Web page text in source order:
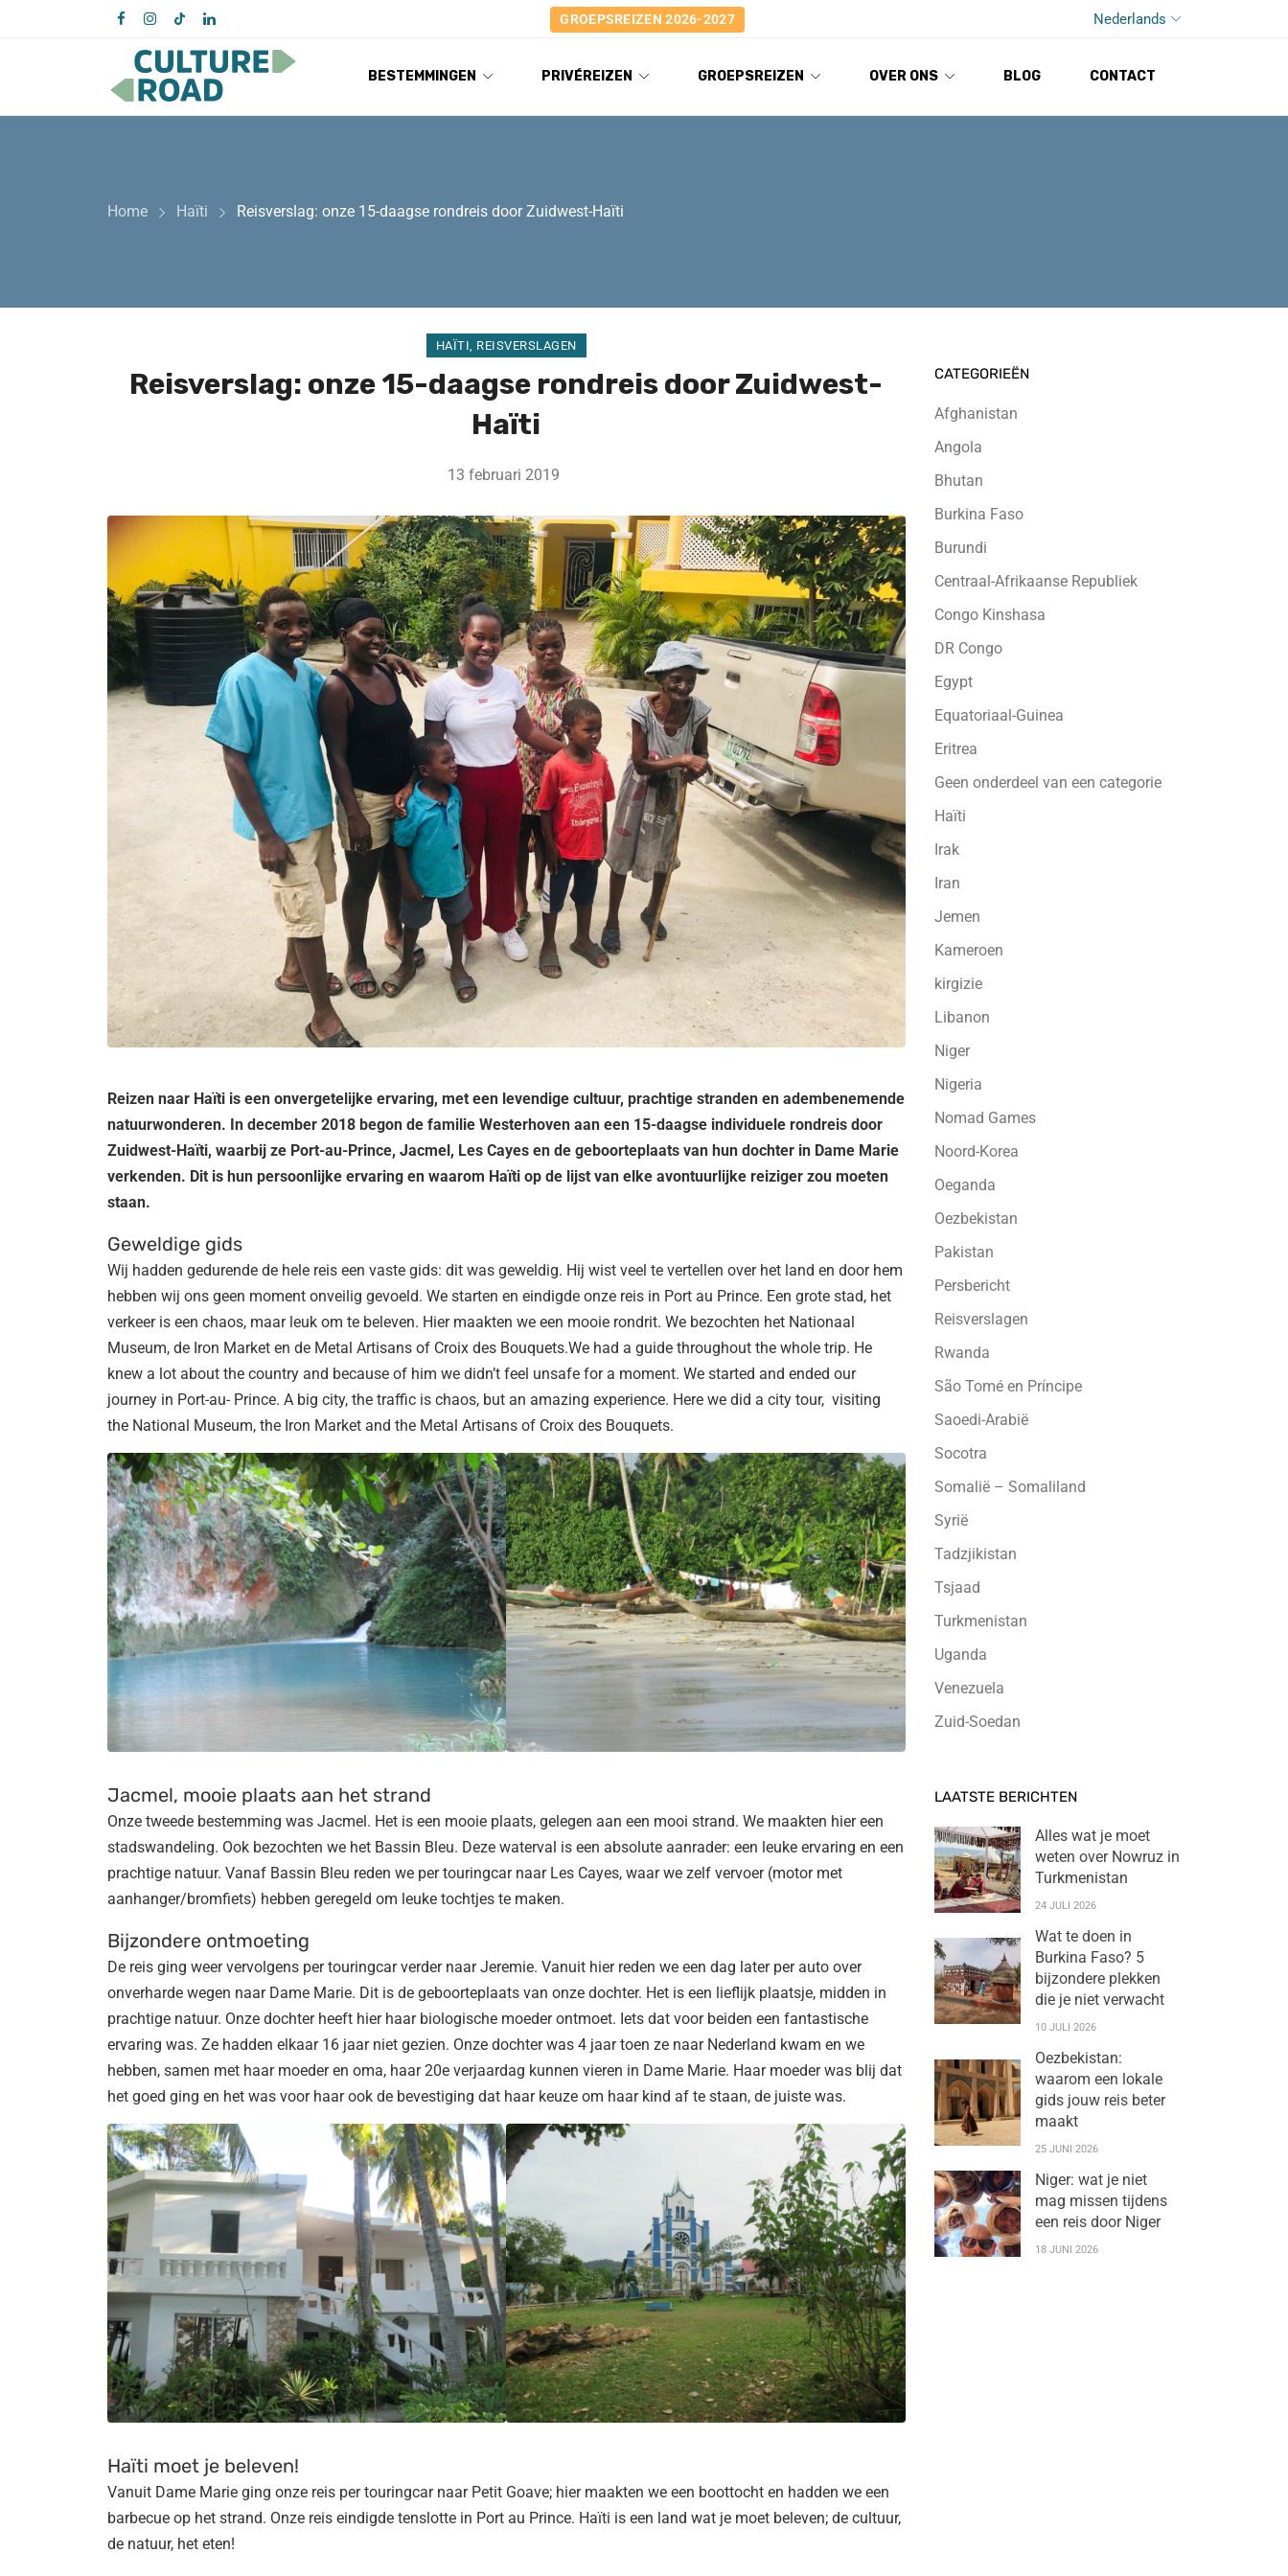
GROEPSREIZEN 2026-2027 Nederlands
BESTEMMINGEN PRIVÉREIZEN GROEPSREIZEN OVER ONS BLOG CONTACT
Home Haïti Reisverslag: onze 15-daagse rondreis door Zuidwest-Haïti
HAÏTI, REISVERSLAGEN
Reisverslag: onze 15-daagse rondreis door Zuidwest-
Haïti
13 februari 2019
Reizen naar Haïti is een onvergetelijke ervaring, met een levendige cultuur, prachtige stranden en adembenemende
natuurwonderen. In december 2018 begon de familie Westerhoven aan een 15-daagse individuele rondreis door
Zuidwest-Haïti, waarbij ze Port-au-Prince, Jacmel, Les Cayes en de geboorteplaats van hun dochter in Dame Marie
verkenden. Dit is hun persoonlijke ervaring en waarom Haïti op de lijst van elke avontuurlijke reiziger zou moeten
staan.
Geweldige gids
Wij hadden gedurende de hele reis een vaste gids: dit was geweldig. Hij wist veel te vertellen over het land en door hem
hebben wij ons geen moment onveilig gevoeld. We starten en eindigde onze reis in Port au Prince. Een grote stad, het
verkeer is een chaos, maar leuk om te beleven. Hier maakten we een mooie rondrit. We bezochten het Nationaal
Museum, de Iron Market en de Metal Artisans of Croix des Bouquets.We had a guide throughout the whole trip. He
knew a lot about the country and because of him we didn’t feel unsafe for a moment. We started and ended our
journey in Port-au- Prince. A big city, the traffic is chaos, but an amazing experience. Here we did a city tour, visiting
the National Museum, the Iron Market and the Metal Artisans of Croix des Bouquets.
Jacmel, mooie plaats aan het strand
Onze tweede bestemming was Jacmel. Het is een mooie plaats, gelegen aan een mooi strand. We maakten hier een
stadswandeling. Ook bezochten we het Bassin Bleu. Deze waterval is een absolute aanrader: een leuke ervaring en een
prachtige natuur. Vanaf Bassin Bleu reden we per touringcar naar Les Cayes, waar we zelf vervoer (motor met
aanhanger/bromfiets) hebben geregeld om leuke tochtjes te maken.
Bijzondere ontmoeting
De reis ging weer vervolgens per touringcar verder naar Jeremie. Vanuit hier reden we een dag later per auto over
onverharde wegen naar Dame Marie. Dit is de geboorteplaats van onze dochter. Het is een lieflijk plaatsje, midden in
prachtige natuur. Onze dochter heeft hier haar biologische moeder ontmoet. Iets dat voor beiden een fantastische
ervaring was. Ze hadden elkaar 16 jaar niet gezien. Onze dochter was 4 jaar toen ze naar Nederland kwam en we
hebben, samen met haar moeder en oma, haar 20e verjaardag kunnen vieren in Dame Marie. Haar moeder was blij dat
het goed ging en het was voor haar ook de bevestiging dat haar keuze om haar kind af te staan, de juiste was.
Haïti moet je beleven!
Vanuit Dame Marie ging onze reis per touringcar naar Petit Goave; hier maakten we een boottocht en hadden we een
barbecue op het strand. Onze reis eindigde tenslotte in Port au Prince. Haïti is een land wat je moet beleven; de cultuur,
de natuur, het eten!
CATEGORIEËN
Afghanistan
Angola
Bhutan
Burkina Faso
Burundi
Centraal-Afrikaanse Republiek
Congo Kinshasa
DR Congo
Egypt
Equatoriaal-Guinea
Eritrea
Geen onderdeel van een categorie
Haïti
Irak
Iran
Jemen
Kameroen
kirgizie
Libanon
Niger
Nigeria
Nomad Games
Noord-Korea
Oeganda
Oezbekistan
Pakistan
Persbericht
Reisverslagen
Rwanda
São Tomé en Príncipe
Saoedi-Arabië
Socotra
Somalië – Somaliland
Syrië
Tadzjikistan
Tsjaad
Turkmenistan
Uganda
Venezuela
Zuid-Soedan
LAATSTE BERICHTEN
Alles wat je moet
weten over Nowruz in
Turkmenistan
24 JULI 2026
Wat te doen in
Burkina Faso? 5
bijzondere plekken
die je niet verwacht
10 JULI 2026
Oezbekistan:
waarom een lokale
gids jouw reis beter
maakt
25 JUNI 2026
Niger: wat je niet
mag missen tijdens
een reis door Niger
18 JUNI 2026